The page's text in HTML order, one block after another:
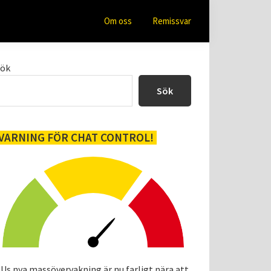
Om oss Remissvar
Sök
FÖR CHAT CONTROL!